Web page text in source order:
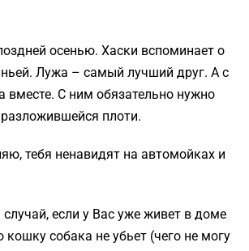
осенью. Хаски вспоминает о
Лужа – самый лучший друг. А с
С ним обязательно нужно
плоти.
тебя ненавидят на автомойках и
если у Вас уже живет в доме
собака не убьет (чего не могу